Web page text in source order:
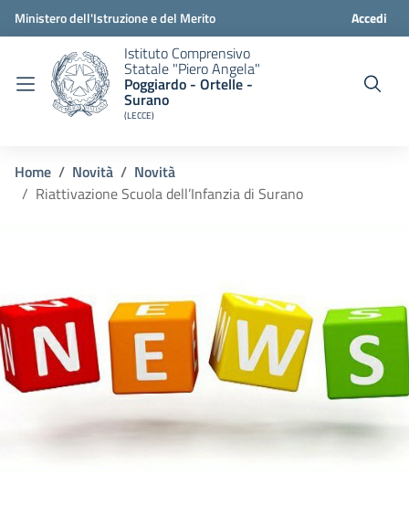
Ministero dell'Istruzione e del Merito Accedi
Istituto Comprensivo
Statale "Piero Angela"
Poggiardo - Ortelle -
Surano
(LECCE)
Home Novità
Novità
Riattivazione Scuola dell’Infanzia di Surano